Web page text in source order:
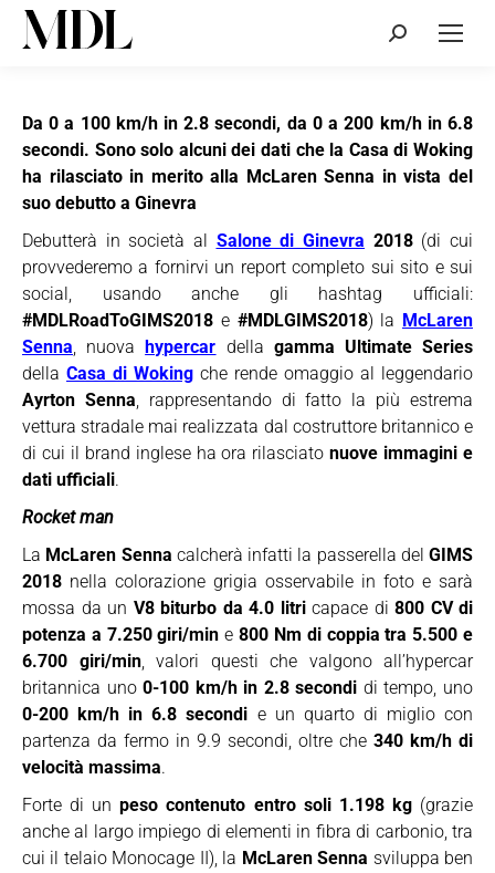
Cerca:
Da 0 a 100 km/h in 2.8 secondi, da 0 a 200 km/h in 6.8
secondi. Sono solo alcuni dei dati che la Casa di Woking
ha rilasciato in merito alla McLaren Senna in vista del
suo debutto a Ginevra
Debutterà in società al Salone di Ginevra 2018(di cui
provvederemo a fornirvi un report completo sui sito e sui
social, usando anche gli hashtag ufficiali:
#MDLRoadToGIMS2018 e #MDLGIMS2018) la McLaren
Senna, nuovahypercar della gamma Ultimate Series
della Casa di Woking che rende omaggio al leggendario
Ayrton Senna, rappresentando di fatto la più estrema
vettura stradale mai realizzata dal costruttore britannico e
di cui il brand inglese ha ora rilasciatonuove immagini e
dati ufficiali.
Rocket man
La McLaren Senna calcherà infatti la passerella del GIMS
2018 nella colorazione grigia osservabile in foto e sarà
mossa da un V8 biturbo da 4.0 litricapace di 800 CV di
potenza a 7.250 giri/min e800 Nm di coppia tra 5.500 e
6.700 giri/min, valori questi che valgono all’hypercar
britannica uno0-100 km/h in 2.8 secondi di tempo, uno
0-200 km/h in 6.8 secondi e un quarto di miglio con
partenza da fermo in 9.9 secondi, oltre che 340 km/h di
velocità massima.
Forte di unpeso contenuto entro soli 1.198 kg(grazie
anche al largo impiego di elementi in fibra di carbonio, tra
cui il telaio Monocage II), la McLaren Senna sviluppa ben